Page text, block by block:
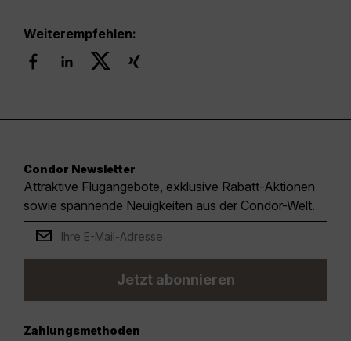
Weiterempfehlen:
Condor Newsletter
Attraktive Flugangebote, exklusive Rabatt-Aktionen
sowie spannende Neuigkeiten aus der Condor-Welt.
Jetzt abonnieren
Zahlungsmethoden